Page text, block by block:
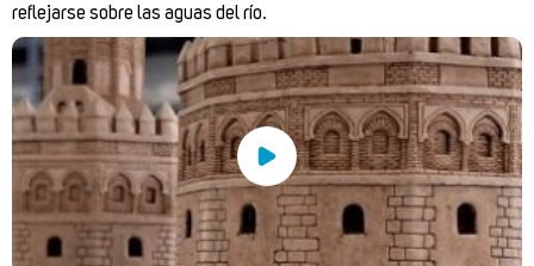
reflejarse sobre las aguas del río.